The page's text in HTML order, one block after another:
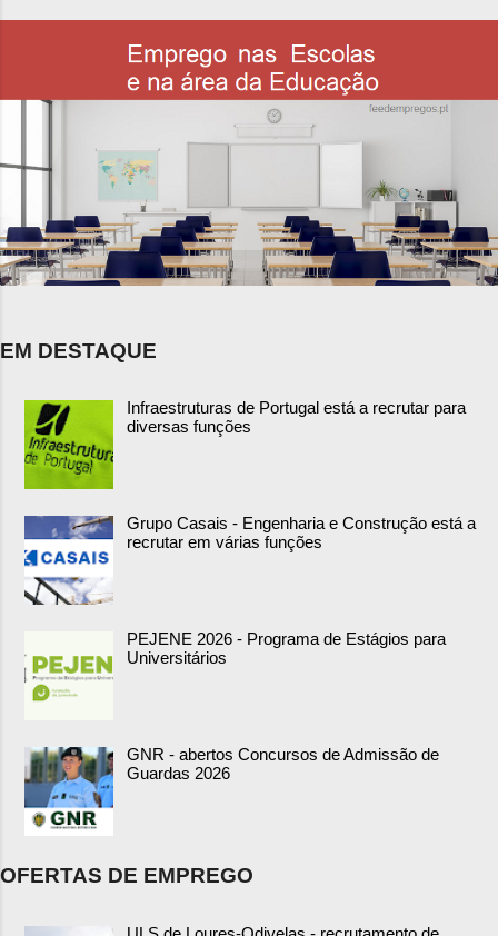
EM DESTAQUE
Infraestruturas de Portugal está a recrutar para
diversas funções
Grupo Casais - Engenharia e Construção está a
recrutar em várias funções
PEJENE 2026 - Programa de Estágios para
Universitários
GNR - abertos Concursos de Admissão de
Guardas 2026
OFERTAS DE EMPREGO